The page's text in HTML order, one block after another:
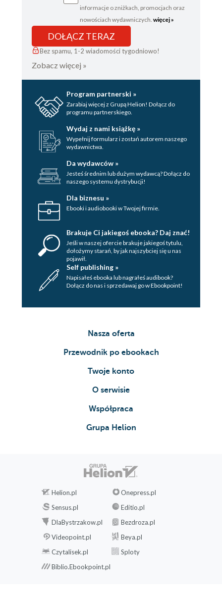
informacje o zniżkach, promocjach oraz
nowościach wydawniczych. więcej »
DOŁĄCZ TERAZ
Bez spamu, 1-2 wiadomości tygodniowo!
Zobacz więcej »
Program partnerski »
Zarabiaj więcej z Grupą Helion! Dołącz do
programu partnerskiego.
Wydaj z nami książkę »
Wypełnij formularz i zostań autorem naszego
wydawnictwa.
Da wydawców »
Jesteś średnim lub dużym wydawcą? Dołącz do
naszego systemu dystrybucji!
Dla biznesu »
Ebooki i audiobooki w Twojej firmie.
Brakuje Ci jakiegoś ebooka? Daj znać!
Jeśli w naszej ofercie brakuje jakiegoś tytulu,
dołożymy starań, by jak najszybciej się u nas
pojawił.
Self publishing »
Napisałeś ebooka lub nagrałeś audibook?
Dołącz do nas i sprzedawaj go w Ebookpoint!
Nasza oferta
Przewodnik po ebookach
Twoje konto
O serwisie
Współpraca
Grupa Helion
Helion.pl
Onepress.pl
Sensus.pl
Editio.pl
DlaBystrzakow.pl
Bezdroza.pl
Videopoint.pl
Beya.pl
Czytalisek.pl
Sploty
Biblio.Ebookpoint.pl